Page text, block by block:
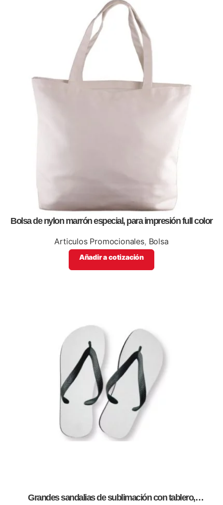
Bolsa de nylon marrón especial, para impresión full color
Articulos Promocionales, Bolsa
Añadir a cotización
Grandes sandalias de sublimación con tablero,